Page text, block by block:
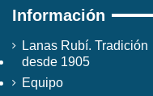
Información
Lanas Rubí. Tradición
desde 1905
Equipo